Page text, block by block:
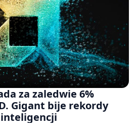
za zaledwie 6%
Gigant bije rekordy